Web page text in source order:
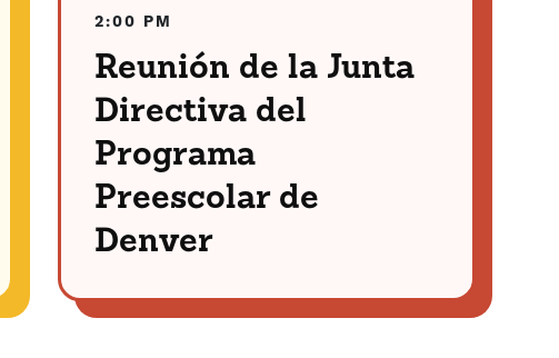
2:00 PM
Reunión de la Junta
Directiva del
Programa
Preescolar de
Denver